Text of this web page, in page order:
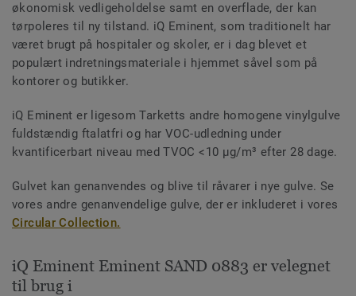
økonomisk vedligeholdelse samt en overflade, der kan
tørpoleres til ny tilstand. iQ Eminent, som traditionelt har
været brugt på hospitaler og skoler, er i dag blevet et
populært indretningsmateriale i hjemmet såvel som på
kontorer og butikker.
iQ Eminent er ligesom Tarketts andre homogene vinylgulve
fuldstændig ftalatfri og har VOC-udledning under
kvantificerbart niveau med TVOC <10 µg/m³ efter 28 dage.
Gulvet kan genanvendes og blive til råvarer i nye gulve. Se
vores andre genanvendelige gulve, der er inkluderet i vores
Circular Collection.
iQ Eminent Eminent SAND 0883 er velegnet
til brug i